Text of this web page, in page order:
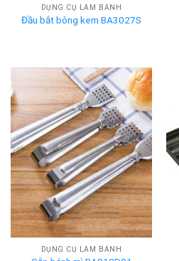
DỤNG CỤ LÀM BÁNH
Đầu bắt bông kem BA3027S
DỤNG CỤ LÀM BÁNH